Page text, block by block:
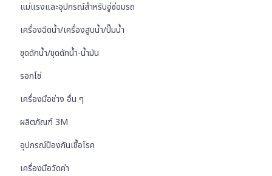
แม่แรงและอุปกรณ์สำหรับอู่ซ่อมรถ
เครื่องฉีดน้ำ/เครื่องสูบน้ำ/ปั๊มน้ำ
ชุดดักน้ำ/ชุดดักน้ำ-น้ำมัน
รอกโซ่
เครื่องมือช่าง อื่น ๆ
ผลิตภัณฑ์ 3M
อุปกรณ์ป้องกันเชื้อโรค
เครื่องมือวัดค่า